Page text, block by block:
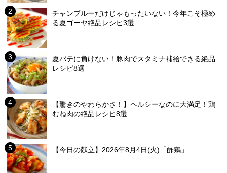
チャンプルーだけじゃもったいない！今年こそ極め
る夏ゴーヤ絶品レシピ3選
夏バテに負けない！豚肉でスタミナ補給できる絶品
レシピ8選
【驚きのやわらかさ！】ヘルシーなのに大満足！鶏
むね肉の絶品レシピ8選
【今日の献立】2026年8月4日(火)「酢鶏」